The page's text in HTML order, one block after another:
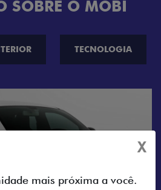
SOBRE O MOBI
TECNOLOGIA
X
mais próxima a você.